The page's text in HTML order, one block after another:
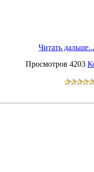
Читать дальше...
Просмотров 4203